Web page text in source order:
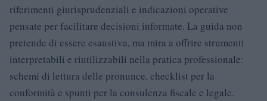
riferimenti giurisprudenziali e indicazioni operative
pensate per facilitare decisioni informate. La guida non
pretende di essere esaustiva, ma mira a offrire strumenti
interpretabili e riutilizzabili nella pratica professionale:
schemi di lettura delle pronunce, checklist per la
conformità e spunti per la consulenza fiscale e legale.